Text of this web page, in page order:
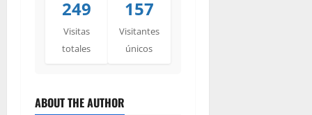
249
Visitas
totales
157
Visitantes
únicos
ABOUT THE AUTHOR